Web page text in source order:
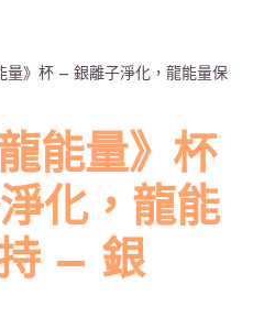
量》杯 – 銀離子淨化，龍能量保
能量》杯
化，龍能
– 銀